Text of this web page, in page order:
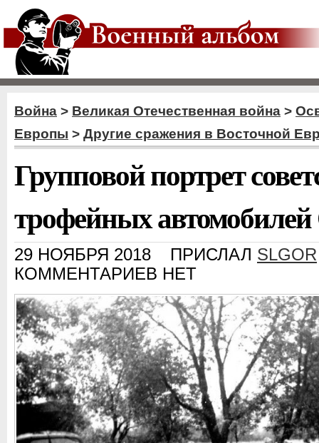
Война > Великая Отечественная война >
Европы > Другие сражения в Восточной
Групповой портрет
трофейных
29 НОЯБРЯ 2018 ПРИСЛАЛ SLGOR
КОММЕНТАРИЕВ НЕТ